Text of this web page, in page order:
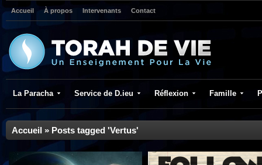
Accueil À propos Intervenants Contact
La Paracha Service de D.ieu Réflexion Famille
Accueil » Posts tagged 'Vertus'